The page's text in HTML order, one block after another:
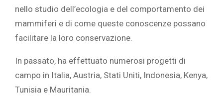
nello studio dell’ecologia e del comportamento dei
mammiferi e di come queste conoscenze possano
facilitare la loro conservazione.
In passato, ha effettuato numerosi progetti di
campo in Italia, Austria, Stati Uniti, Indonesia, Kenya,
Tunisia e Mauritania.